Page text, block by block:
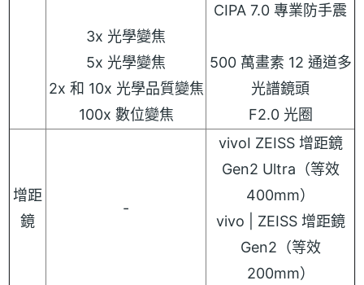
3x 光學變焦
5x 光學變焦
2x 和 10x 光學品質變焦
100x 數位變焦
CIPA 7.0 專業防手震
500 萬畫素 12 通道多
光譜鏡頭
F2.0 光圈
增距
鏡
-
vivoI ZEISS 增距鏡
Gen2 Ultra（等效
400mm）
vivo | ZEISS 增距鏡
Gen2（等效
200mm）